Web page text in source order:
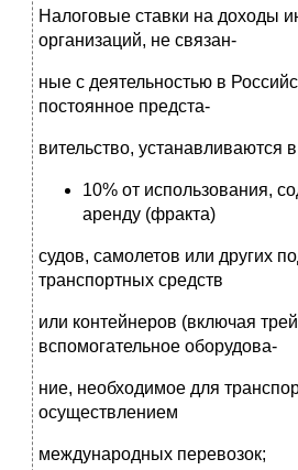
Налоговые ставки на доходы
организаций, не связан-
ные с деятельностью в
постоянное предста-
вительство, устанавливаются
10% от использования,
аренду (фракта)
судов, самолетов или других
транспортных средств
или контейнеров (включая
вспомогательное оборудова-
ние, необходимое для
осуществлением
международных перевозок;